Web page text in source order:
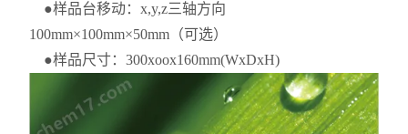
●样品台移动：x,y,z三轴方向
100mm×100mm×50mm（可选）
●样品尺寸：300xoox160mm(WxDxH)